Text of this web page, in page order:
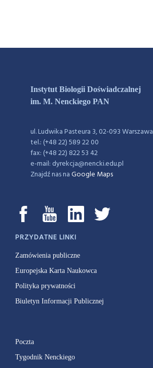
Instytut Biologii Doświadczalnej
im. M. Nenckiego PAN
ul. Ludwika Pasteura 3, 02-093 Warszawa
tel.: (+48 22) 589 22 00
fax: (+48 22) 822 53 42
e-mail: dyrekcja@nencki.edu.pl
Znajdź nas naGoogle Maps
PRZYDATNE LINKI
Zamówienia publiczne
Europejska Karta Naukowca
Polityka prywatności
Biuletyn Informacji Publicznej
Poczta
Tygodnik Nenckiego